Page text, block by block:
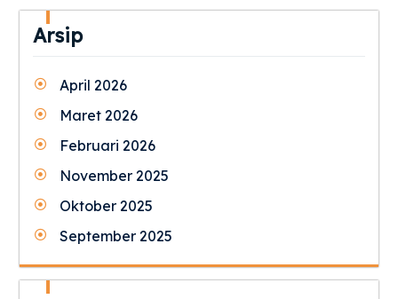
Arsip
April 2026
Maret 2026
Februari 2026
November 2025
Oktober 2025
September 2025